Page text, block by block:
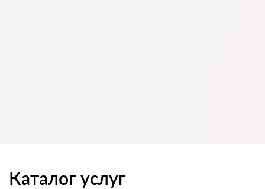
Каталог услуг